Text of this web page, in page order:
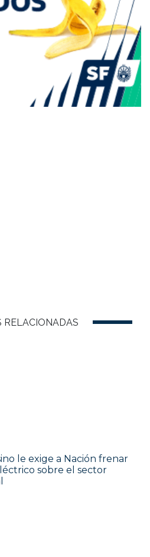
RELACIONADAS
le exige a Nación frenar
sobre el sector